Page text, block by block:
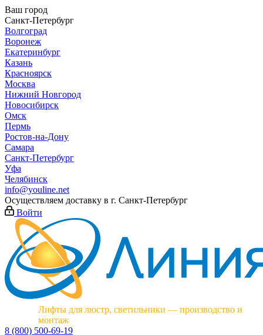
Ваш город
Санкт-Петербург
Волгоград
Воронеж
Екатеринбург
Казань
Красноярск
Москва
Нижний Новгород
Новосибирск
Омск
Пермь
Ростов-на-Дону
Самара
Санкт-Петербург
Уфа
Челябинск
info@youline.net
Осуществляем доставку в г. Санкт-Петербург
Войти
Лифты для люстр, светильники — производство и
монтаж
8 (800) 500-69-19